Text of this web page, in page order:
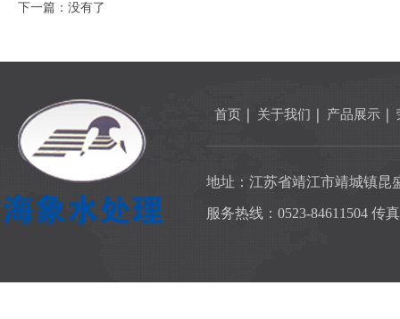
下一篇： 没有了
首页 关于我们 产品展示
地址：江苏省靖江市靖城镇昆
服务热线：0523-84611504 传